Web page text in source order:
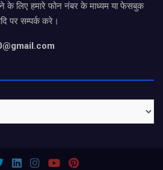
लिए हमारे फोन नंबर के माध्यम या फेसबुक
पर सम्पर्क करे।